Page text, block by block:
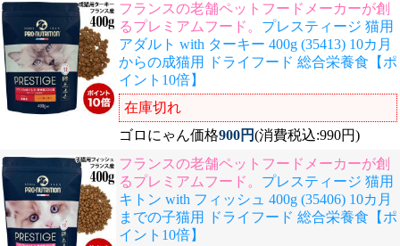
フランスの老舗ペットフードメーカーが創
るプレミアムフード。 プレスティージ 猫用
アダルト with ターキー 400g (35413) 10カ月
からの成猫用 ドライフード 総合栄養食【ポ
イント10倍】
在庫切れ
ゴロにゃん価格900円(消費税込:990円)
フランスの老舗ペットフードメーカーが創
るプレミアムフード。 プレスティージ 猫用
キトン with フィッシュ 400g (35406) 10カ月
までの子猫用 ドライフード 総合栄養食【ポ
イント10倍】